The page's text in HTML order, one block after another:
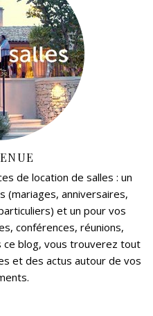
de location de salles : un
(mariages, anniversaires,
et un pour vos
conférences, réunions,
ce blog, vous trouverez tout
et des actus autour de vos